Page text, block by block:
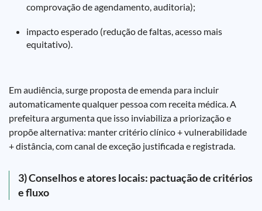
comprovação de agendamento, auditoria);
impacto esperado (redução de faltas, acesso mais
equitativo).
Em audiência, surge proposta de emenda para incluir
automaticamente qualquer pessoa com receita médica. A
prefeitura argumenta que isso inviabiliza a priorização e
propõe alternativa: manter critério clínico + vulnerabilidade
+ distância, com canal de exceção justificada e registrada.
3) Conselhos e atores locais: pactuação de critérios
e fluxo